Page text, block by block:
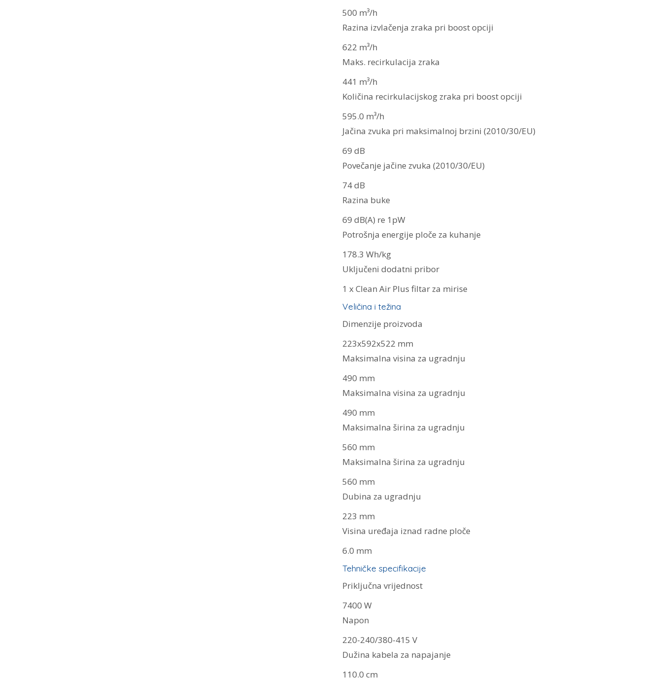
500 m³/h
Razina izvlačenja zraka pri boost opciji
622 m³/h
Maks. recirkulacija zraka
441 m³/h
Količina recirkulacijskog zraka pri boost opciji
595.0 m³/h
Jačina zvuka pri maksimalnoj brzini (2010/30/EU)
69 dB
Povečanje jačine zvuka (2010/30/EU)
74 dB
Razina buke
69 dB(A) re 1pW
Potrošnja energije ploče za kuhanje
178.3 Wh/kg
Uključeni dodatni pribor
1 x Clean Air Plus filtar za mirise
Veličina i težina
Dimenzije proizvoda
223x592x522 mm
Maksimalna visina za ugradnju
490 mm
Maksimalna visina za ugradnju
490 mm
Maksimalna širina za ugradnju
560 mm
Maksimalna širina za ugradnju
560 mm
Dubina za ugradnju
223 mm
Visina uređaja iznad radne ploče
6.0 mm
Tehničke specifikacije
Priključna vrijednost
7400 W
Napon
220-240/380-415 V
Dužina kabela za napajanje
110.0 cm